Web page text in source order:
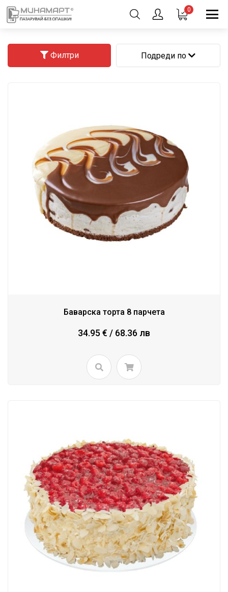
0
Филтри Подреди по
Баварска торта 8 парчета
34.95 € / 68.36 лв